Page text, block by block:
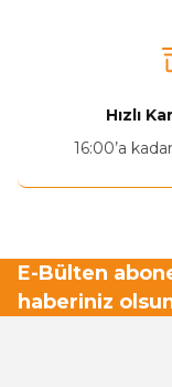
Ürün
Hızlı
16:00’a
E-Bülten
haberiniz